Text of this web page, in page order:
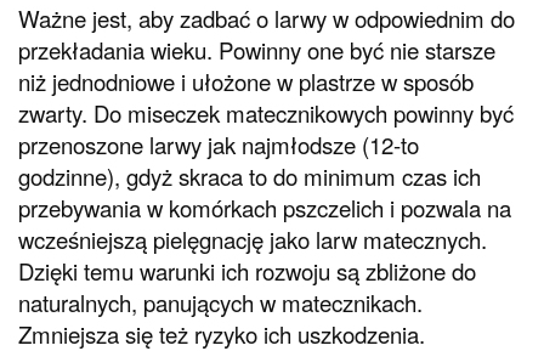
Ważne jest, aby zadbać o larwy w odpowiednim do
przekładania wieku. Powinny one być nie starsze
niż jednodniowe i ułożone w plastrze w sposób
zwarty. Do miseczek matecznikowych powinny być
przenoszone larwy jak najmłodsze (12-to
godzinne), gdyż skraca to do minimum czas ich
przebywania w komórkach pszczelich i pozwala na
wcześniejszą pielęgnację jako larw matecznych.
Dzięki temu warunki ich rozwoju są zbliżone do
naturalnych, panujących w matecznikach.
Zmniejsza się też ryzyko ich uszkodzenia.